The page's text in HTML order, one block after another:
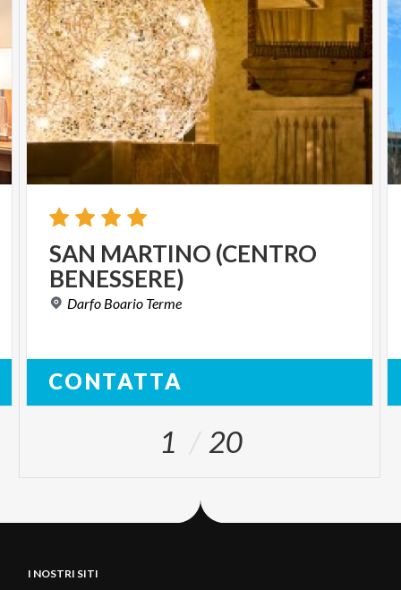
SAN MARTINO (CENTRO
BENESSERE)
Darfo Boario Terme
CONTATTA
1 20
I NOSTRI SITI